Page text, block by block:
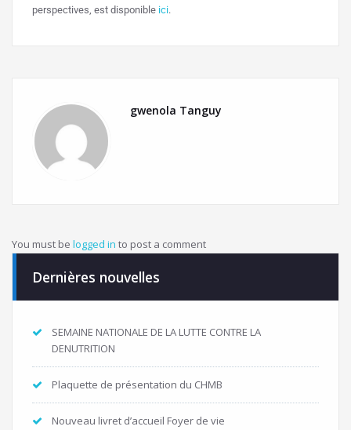
perspectives, est disponible ici.
gwenola Tanguy
You must be logged in to post a comment
Dernières nouvelles
SEMAINE NATIONALE DE LA LUTTE CONTRE LA
DENUTRITION
Plaquette de présentation du CHMB
Nouveau livret d’accueil Foyer de vie